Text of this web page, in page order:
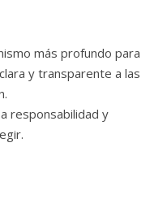
más profundo para
y transparente a las
responsabilidad y